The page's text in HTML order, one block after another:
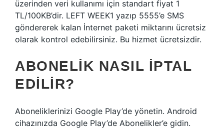
üzerinden veri kullanımı için standart fiyat 1
TL/100KB’dir. LEFT WEEK1 yazıp 5555’e SMS
göndererek kalan İnternet paketi miktarını ücretsiz
olarak kontrol edebilirsiniz. Bu hizmet ücretsizdir.
ABONELIK NASIL IPTAL
EDILIR?
Aboneliklerinizi Google Play’de yönetin. Android
cihazınızda Google Play’de Abonelikler’e gidin.